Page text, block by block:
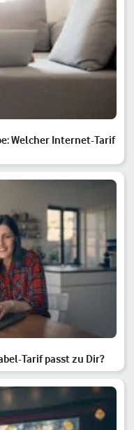
Welcher Internet-Tarif
Tarif passt zu Dir?